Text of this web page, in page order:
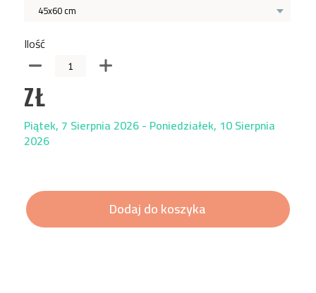
45x60 cm
Ilość
ZŁ
Piątek, 7 Sierpnia 2026 - Poniedziałek, 10 Sierpnia
2026
Dodaj do koszyka